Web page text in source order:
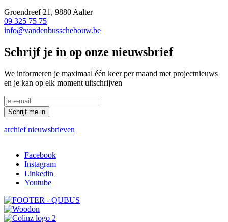
Groendreef 21, 9880 Aalter
09 325 75 75
info@vandenbusschebouw.be
Schrijf je in op onze nieuwsbrief
We informeren je maximaal één keer per maand met projectnieuws
en je kan op elk moment uitschrijven
Schrijf me in
archief nieuwsbrieven
Social
links
Facebook
Instagram
Linkedin
Youtube